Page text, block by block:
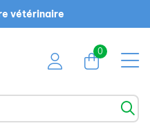
vétérinaire
0